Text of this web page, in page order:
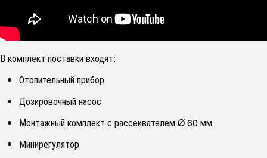
В комплект поставки входят:
Отопительный прибор
Дозировочный насос
Монтажный комплект с рассеивателем Ø 60 мм
Минирегулятор